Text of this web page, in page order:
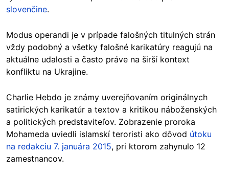
slovenčine.
Modus operandi je v prípade falošných titulných strán
vždy podobný a všetky falošné karikatúry reagujú na
aktuálne udalosti a často práve na širší kontext
konfliktu na Ukrajine.
Charlie Hebdo je známy uverejňovaním originálnych
satirických karikatúr a textov a kritikou náboženských
a politických predstaviteľov. Zobrazenie proroka
Mohameda uviedli islamskí teroristi ako dôvod útoku
na redakciu 7. januára 2015, pri ktorom zahynulo 12
zamestnancov.